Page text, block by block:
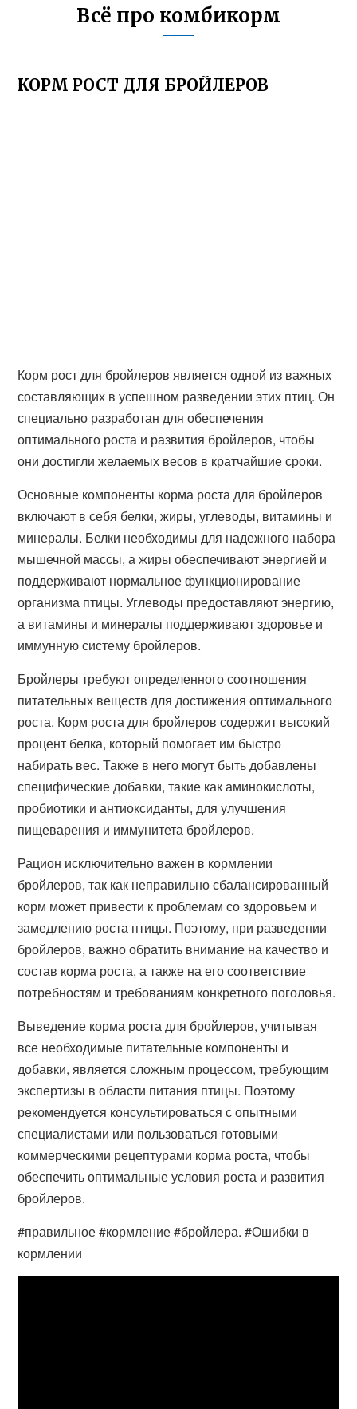
Всё про комбикорм
КОРМ РОСТ ДЛЯ БРОЙЛЕРОВ
Корм рост для бройлеров является одной из важных
составляющих в успешном разведении этих птиц. Он
специально разработан для обеспечения
оптимального роста и развития бройлеров, чтобы
они достигли желаемых весов в кратчайшие сроки.
Основные компоненты корма роста для бройлеров
включают в себя белки, жиры, углеводы, витамины и
минералы. Белки необходимы для надежного набора
мышечной массы, а жиры обеспечивают энергией и
поддерживают нормальное функционирование
организма птицы. Углеводы предоставляют энергию,
а витамины и минералы поддерживают здоровье и
иммунную систему бройлеров.
Бройлеры требуют определенного соотношения
питательных веществ для достижения оптимального
роста. Корм роста для бройлеров содержит высокий
процент белка, который помогает им быстро
набирать вес. Также в него могут быть добавлены
специфические добавки, такие как аминокислоты,
пробиотики и антиоксиданты, для улучшения
пищеварения и иммунитета бройлеров.
Рацион исключительно важен в кормлении
бройлеров, так как неправильно сбалансированный
корм может привести к проблемам со здоровьем и
замедлению роста птицы. Поэтому, при разведении
бройлеров, важно обратить внимание на качество и
состав корма роста, а также на его соответствие
потребностям и требованиям конкретного поголовья.
Выведение корма роста для бройлеров, учитывая
все необходимые питательные компоненты и
добавки, является сложным процессом, требующим
экспертизы в области питания птицы. Поэтому
рекомендуется консультироваться с опытными
специалистами или пользоваться готовыми
коммерческими рецептурами корма роста, чтобы
обеспечить оптимальные условия роста и развития
бройлеров.
#правильное #кормление #бройлера. #Ошибки в
кормлении